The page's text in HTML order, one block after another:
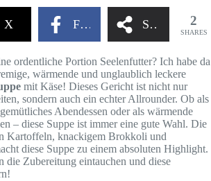
X Facebook Share 2
SHARES
ordentliche Portion Seelenfutter? Ich habe da
wärmende und unglaublich leckere
mit Käse! Dieses Gericht ist nicht nur
sondern auch ein echter Allrounder. Ob als
Abendessen oder als wärmende
– diese Suppe ist immer eine gute Wahl. Die
Kartoffeln, knackigem Brokkoli und
diese Suppe zu einem absoluten Highlight.
die Zubereitung eintauchen und diese